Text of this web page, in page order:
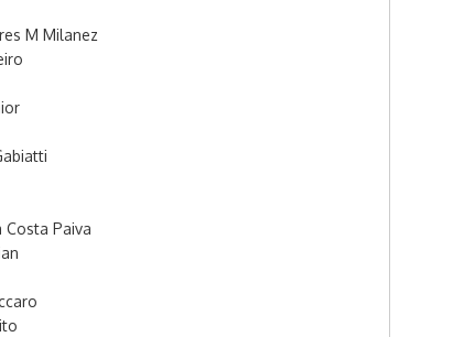
M Milanez
Costa Paiva